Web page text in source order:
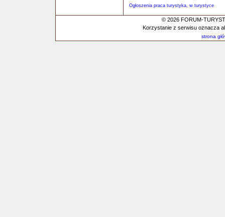
Ogłoszenia praca turystyka, w turystyce
© 2026 FORUM-
Korzystanie z serwisu oznacza
strona